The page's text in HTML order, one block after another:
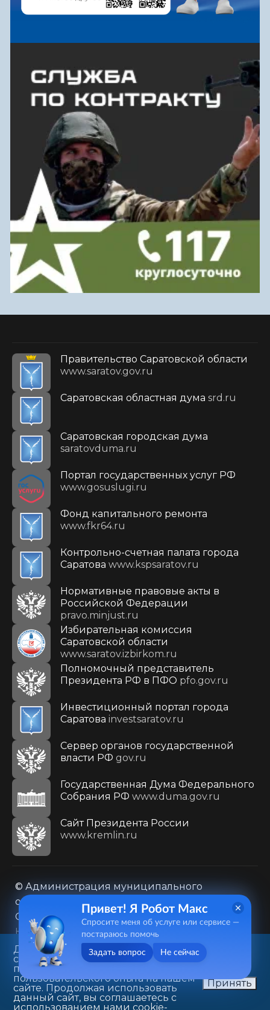
Правительство Саратовской области
www.saratov.gov.ru
Саратовская областная дума srd.ru
Саратовская городская дума
saratovduma.ru
Портал государственных услуг РФ
www.gosuslugi.ru
Фонд капитального ремонта
www.fkr64.ru
Контрольно-счетная палата города
Саратова www.kspsaratov.ru
Нормативные правовые акты в
Российской Федерации
pravo.minjust.ru
Избирательная комиссия
Саратовской области
www.saratov.izbirkom.ru
Полномочный представитель
Президента РФ в ПФО pfo.gov.ru
Инвестиционный портал города
Саратова investsaratov.ru
Сервер органов государственной
власти РФ gov.ru
Государственная Дума Федерального
Собрания РФ www.duma.gov.ru
Cайт Президента России
www.kremlin.ru
© Администрация муниципального
образования городского округа «Город
Саратов»
Контакты
Карта сайта
Политика в отношении обработки
персональных данных
410031, г. Саратов, ул. Первомайская, д. 78
+7(8452)26-02-49
Данный веб-сайт использует
cookie-файлы в целях
предоставления вам лучшего
пользовательского опыта на нашем
сайте. Продолжая использовать
данный сайт, вы соглашаетесь с
использованием нами cookie-
Принять
Привет! Я Робот Макс
Спросите меня об услуге или сервисе —
постараюсь помочь
Задать вопрос Не сейчас